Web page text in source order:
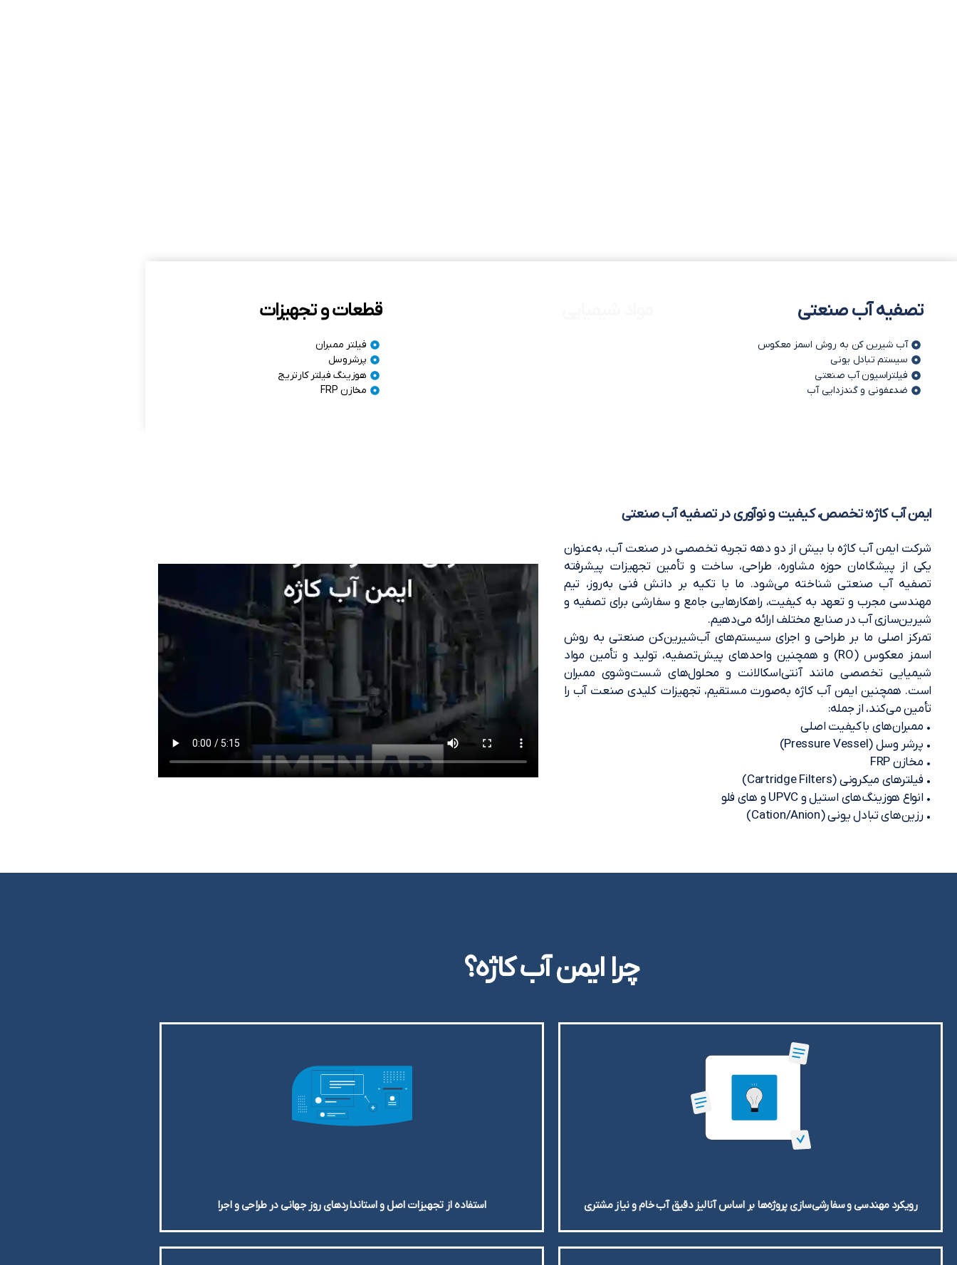
تصفیه آب صنعتی
آب شیرین کن به روش اسمز معکوس
سیستم تبادل یونی
فیلتراسیون آب صنعتی
ضدعفونی و گندزدایی آب
قطعات و تجهیزات
فیلتر ممبران
پرشروسل
هوزینگ فیلتر کارتریج
مخازن FRP
ایمن آب کاژه؛ تخصص، کیفیت و نوآوری در تصفیه آب صنعتی
شرکت ایمن آب کاژه با بیش از دو دهه تجربه تخصصی در صنعت آب، به‌عنوان
یکی از پیشگامان حوزه مشاوره، طراحی، ساخت و تأمین تجهیزات پیشرفته
تصفیه آب صنعتی شناخته می‌شود. ما با تکیه بر دانش فنی به‌روز، تیم
مهندسی مجرب و تعهد به کیفیت، راهکارهایی جامع و سفارشی برای تصفیه و
شیرین‌سازی آب در صنایع مختلف ارائه می‌دهیم.
تمرکز اصلی ما بر طراحی و اجرای سیستم‌های آب‌شیرین‌کن صنعتی به روش
اسمز معکوس (RO) و همچنین واحدهای پیش‌تصفیه، تولید و تأمین مواد
شیمیایی تخصصی مانند آنتی‌اسکالانت و محلول‌های شست‌وشوی ممبران
است. همچنین ایمن آب کاژه به‌صورت مستقیم، تجهیزات کلیدی صنعت آب را
تأمین می‌کند، از جمله:
• ممبران‌های باکیفیت اصلی
• پرشر وسل (Pressure Vessel)
• مخازن FRP
• فیلترهای میکرونی (Cartridge Filters)
• انواع هوزینگ‌های استیل و UPVC و های فلو
• رزین‌های تبادل یونی (Cation/Anion)
چرا ایمن آب کاژه؟
رویکرد مهندسی و سفارشی‌سازی پروژه‌ها بر اساس آنالیز دقیق آب خام و نیاز مشتری استفاده از تجهیزات اصل و استانداردهای روز جهانی در طراحی و اجرا